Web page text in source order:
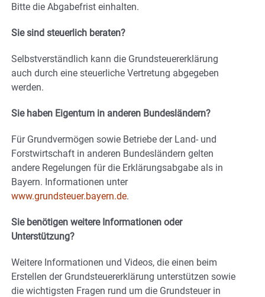
Bitte die Abgabefrist einhalten.
Sie sind steuerlich beraten?
Selbstverständlich kann die Grundsteuererklärung
auch durch eine steuerliche Vertretung abgegeben
werden.
Sie haben Eigentum in anderen Bundesländern?
Für Grundvermögen sowie Betriebe der Land- und
Forstwirtschaft in anderen Bundesländern gelten
andere Regelungen für die Erklärungsabgabe als in
Bayern. Informationen unter
www.grundsteuer.bayern.de.
Sie benötigen weitere Informationen oder
Unterstützung?
Weitere Informationen und Videos, die einen beim
Erstellen der Grundsteuererklärung unterstützen sowie
die wichtigsten Fragen rund um die Grundsteuer in